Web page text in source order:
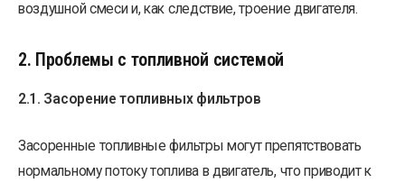
воздушной смеси и, как следствие, троение двигателя.
2. Проблемы с топливной системой
2.1. Засорение топливных фильтров
Засоренные топливные фильтры могут препятствовать
нормальному потоку топлива в двигатель, что приводит к